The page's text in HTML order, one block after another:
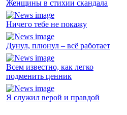
Женщины в стихии скандала
Ничего тебе не покажу
Дунул, плюнул – всё работает
Всем известно, как легко
подменить ценник
Я служил верой и правдой